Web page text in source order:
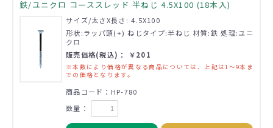
鉄/ユニクロ コーススレッド 半ねじ 4.5X100 (18本入)
サイズ/太さX長さ: 4.5X100
形状:ラッパ頭(+) ねじタイプ:半ねじ 材質:鉄 処理:ユニ
クロ
販売価格(税込)： ￥201
※本数により価格が異なる商品については、上記は1～9本ま
での価格となります。
商品コード：HP-780
数量：